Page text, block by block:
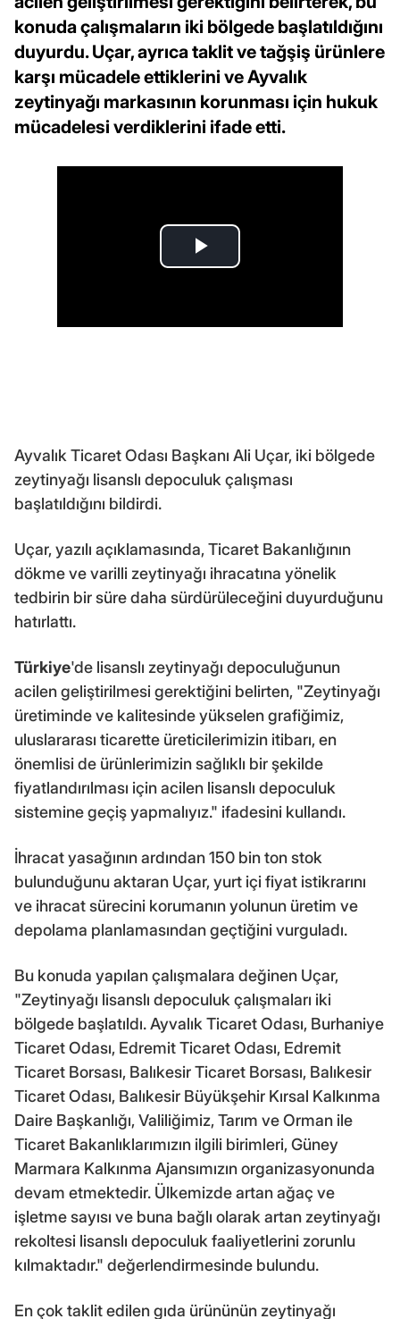
konuda çalışmaların iki bölgede başlatıldığını
duyurdu. Uçar, ayrıca taklit ve tağşiş ürünlere
karşı mücadele ettiklerini ve Ayvalık
zeytinyağı markasının korunması için hukuk
mücadelesi verdiklerini ifade etti.
Ayvalık Ticaret Odası Başkanı Ali Uçar, iki bölgede
zeytinyağı lisanslı depoculuk çalışması
başlatıldığını bildirdi.
Uçar, yazılı açıklamasında, Ticaret Bakanlığının
dökme ve varilli zeytinyağı ihracatına yönelik
tedbirin bir süre daha sürdürüleceğini duyurduğunu
hatırlattı.
Türkiye'de lisanslı zeytinyağı depoculuğunun
acilen geliştirilmesi gerektiğini belirten, "Zeytinyağı
üretiminde ve kalitesinde yükselen grafiğimiz,
uluslararası ticarette üreticilerimizin itibarı, en
önemlisi de ürünlerimizin sağlıklı bir şekilde
fiyatlandırılması için acilen lisanslı depoculuk
sistemine geçiş yapmalıyız." ifadesini kullandı.
İhracat yasağının ardından 150 bin ton stok
bulunduğunu aktaran Uçar, yurt içi fiyat istikrarını
ve ihracat sürecini korumanın yolunun üretim ve
depolama planlamasından geçtiğini vurguladı.
Bu konuda yapılan çalışmalara değinen Uçar,
"Zeytinyağı lisanslı depoculuk çalışmaları iki
bölgede başlatıldı. Ayvalık Ticaret Odası, Burhaniye
Ticaret Odası, Edremit Ticaret Odası, Edremit
Ticaret Borsası, Balıkesir Ticaret Borsası, Balıkesir
Ticaret Odası, Balıkesir Büyükşehir Kırsal Kalkınma
Daire Başkanlığı, Valiliğimiz, Tarım ve Orman ile
Ticaret Bakanlıklarımızın ilgili birimleri, Güney
Marmara Kalkınma Ajansımızın organizasyonunda
devam etmektedir. Ülkemizde artan ağaç ve
işletme sayısı ve buna bağlı olarak artan zeytinyağı
rekoltesi lisanslı depoculuk faaliyetlerini zorunlu
kılmaktadır." değerlendirmesinde bulundu.
En çok taklit edilen gıda ürününün zeytinyağı